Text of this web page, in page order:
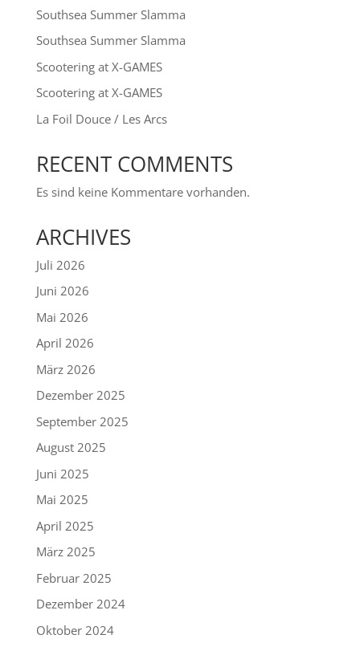
Southsea Summer Slamma
Southsea Summer Slamma
Scootering at X-GAMES
Scootering at X-GAMES
La Foil Douce / Les Arcs
RECENT COMMENTS
Es sind keine Kommentare vorhanden.
ARCHIVES
Juli 2026
Juni 2026
Mai 2026
April 2026
März 2026
Dezember 2025
September 2025
August 2025
Juni 2025
Mai 2025
April 2025
März 2025
Februar 2025
Dezember 2024
Oktober 2024